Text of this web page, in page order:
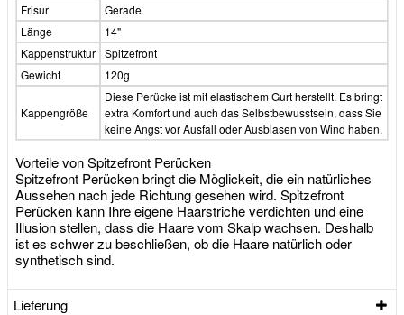
Frisur
Gerade
Länge
14"
Kappenstruktur Spitzefront
Gewicht
120g
Kappengröße
Diese Perücke ist mit elastischem Gurt herstellt. Es bringt
extra Komfort und auch das Selbstbewusstsein, dass Sie
keine Angst vor Ausfall oder Ausblasen von Wind haben.
Vorteile von Spitzefront Perücken
Spitzefront Perücken bringt die Möglickeit, die ein natürliches
Aussehen nach jede Richtung gesehen wird. Spitzefront
Perücken kann Ihre eigene Haarstriche verdichten und eine
Illusion stellen, dass die Haare vom Skalp wachsen. Deshalb
ist es schwer zu beschließen, ob die Haare natürlich oder
synthetisch sind.
Lieferung